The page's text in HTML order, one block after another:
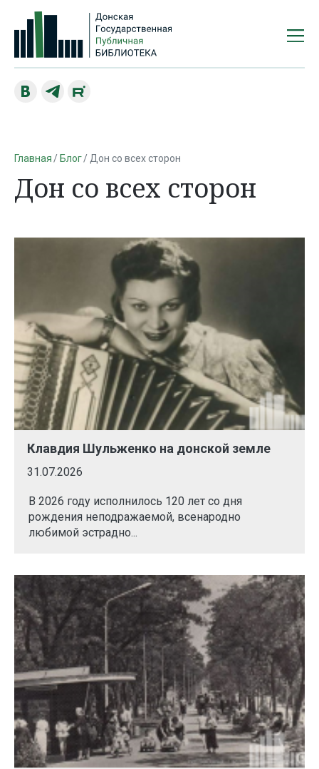
Главная Блог Дон со всех сторон
Дон со всех сторон
Клавдия Шульженко на донской земле
31.07.2026
В 2026 году исполнилось 120 лет со дня
рождения неподражаемой, всенародно
любимой эстрадно...